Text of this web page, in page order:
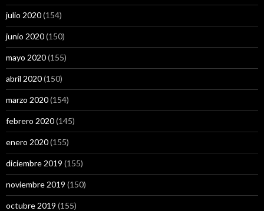
julio 2020(154)
junio 2020(150)
mayo 2020(155)
abril 2020(150)
marzo 2020(154)
febrero 2020(145)
enero 2020(155)
diciembre 2019 (155)
noviembre 2019 (150)
octubre 2019 (155)